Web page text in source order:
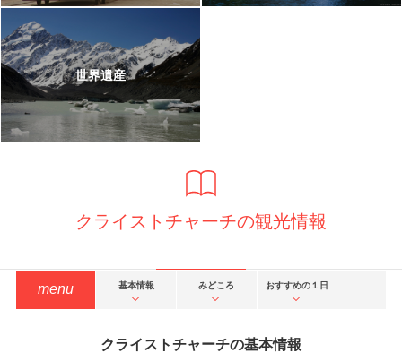
世界遺産
クライストチャーチの観光情報
menu 基本情報 みどころ おすすめの１日
クライストチャーチの基本情報